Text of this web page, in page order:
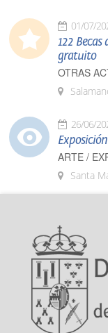
01/07/
122
gratuito
OTRAS
26/06/
ARTE /
Santa